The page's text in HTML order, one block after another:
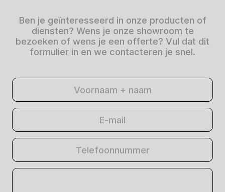
Ben je geïnteresseerd in onze producten of
diensten? Wens je onze showroom te
bezoeken of wens je een offerte? Vul dat dit
formulier in en we contacteren je snel.